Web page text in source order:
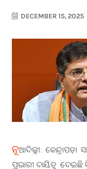
DECEMBER 15, 2025
ନୂଆଦିଲ୍ଲୀ:
ପ୍ରଭାରୀ ଦାୟିତ୍ଵ ଦେଇଛି